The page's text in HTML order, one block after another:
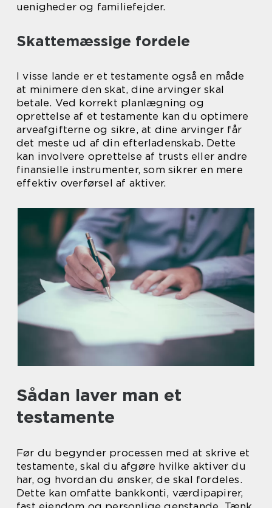
uenigheder og familiefejder.
Skattemæssige fordele
I visse lande er et testamente også en måde
at minimere den skat, dine arvinger skal
betale. Ved korrekt planlægning og
oprettelse af et testamente kan du optimere
arveafgifterne og sikre, at dine arvinger får
det meste ud af din efterladenskab. Dette
kan involvere oprettelse af trusts eller andre
finansielle instrumenter, som sikrer en mere
effektiv overførsel af aktiver.
Sådan laver man et
testamente
Før du begynder processen med at skrive et
testamente, skal du afgøre hvilke aktiver du
har, og hvordan du ønsker, de skal fordeles.
Dette kan omfatte bankkonti, værdipapirer,